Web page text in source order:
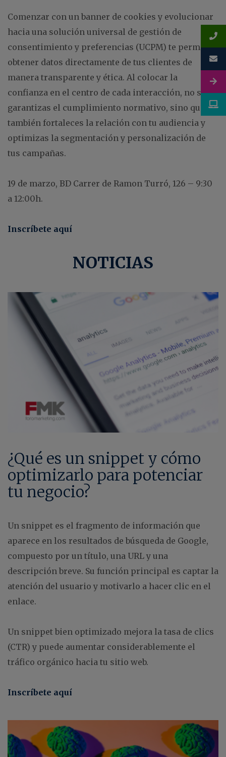
Comenzar con un banner de cookies y evolucionar
hacia una solución universal de gestión de
consentimiento y preferencias (UCPM) te permite
obtener datos directamente de tus clientes de
manera transparente y ética. Al colocar la
confianza en el centro de cada interacción, no solo
garantizas el cumplimiento normativo, sino que
también fortaleces la relación con tu audiencia y
optimizas la segmentación y personalización de
tus campañas.
19 de marzo, BD Carrer de Ramon Turró, 126 – 9:30
a 12:00h.
Inscríbete aquí
NOTICIAS
¿Qué es un snippet y cómo
optimizarlo para potenciar
tu negocio?
Un snippet es el fragmento de información que
aparece en los resultados de búsqueda de Google,
compuesto por un título, una URL y una
descripción breve. Su función principal es captar la
atención del usuario y motivarlo a hacer clic en el
enlace.
Un snippet bien optimizado mejora la tasa de clics
(CTR) y puede aumentar considerablemente el
tráfico orgánico hacia tu sitio web.
Inscríbete aquí